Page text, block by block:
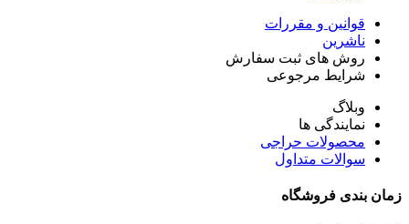
قوانین و مقررات
ناشرین
روش های ثبت سفارش
شرایط مرجوعی
وبلاگ
نمایندگی ها
محصولات حراجی
سوالات متداول
زمان بندی فروشگاه